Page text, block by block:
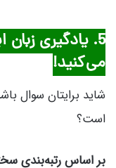
5. یادگیری
می‌کنید!
شاید برایتان سوال
است؟
بر اساس رتبه‌بندی